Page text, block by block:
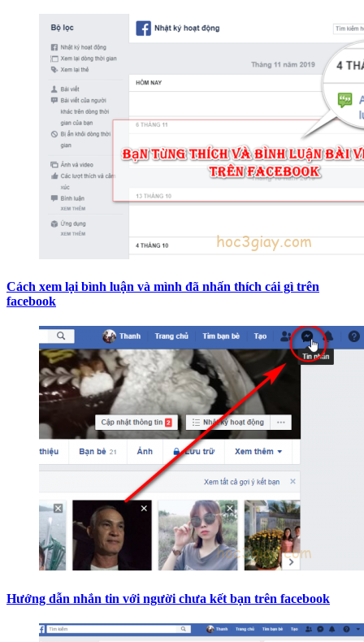
Cách xem lại bình luận và mình đã nhấn thích cái gì trên
facebook
Hướng dẫn nhắn tin với người chưa kết bạn trên facebook